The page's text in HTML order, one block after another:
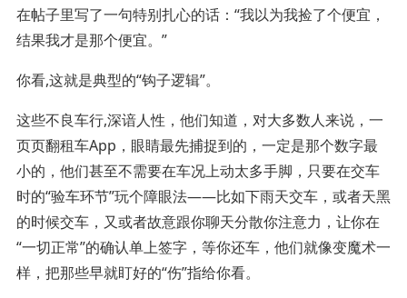
在帖子里写了一句特别扎心的话：“我以为我捡了个便宜，
结果我才是那个便宜。”
你看,这就是典型的“钩子逻辑”。
这些不良车行,深谙人性，他们知道，对大多数人来说，一
页页翻租车App，眼睛最先捕捉到的，一定是那个数字最
小的，他们甚至不需要在车况上动太多手脚，只要在交车
时的“验车环节”玩个障眼法——比如下雨天交车，或者天黑
的时候交车，又或者故意跟你聊天分散你注意力，让你在
“一切正常”的确认单上签字，等你还车，他们就像变魔术一
样，把那些早就盯好的“伤”指给你看。